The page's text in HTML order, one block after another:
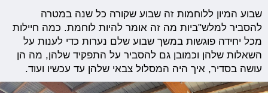
שבוע המיון ללוחמות זה שבוע שקורה כל שנה במטרה
להסביר למלש"ביות מה זה אומר להיות לוחמת. כמה חיילות
מכל יחידה פוגשות במשך שבוע שלם נערות כדי לענות על
השאלות שלהן וכמובן גם להסביר על התפקיד שלהן, מה הן
עושה בסדיר, איך היה המסלול צבאי שלהן עד עכשיו ועוד.